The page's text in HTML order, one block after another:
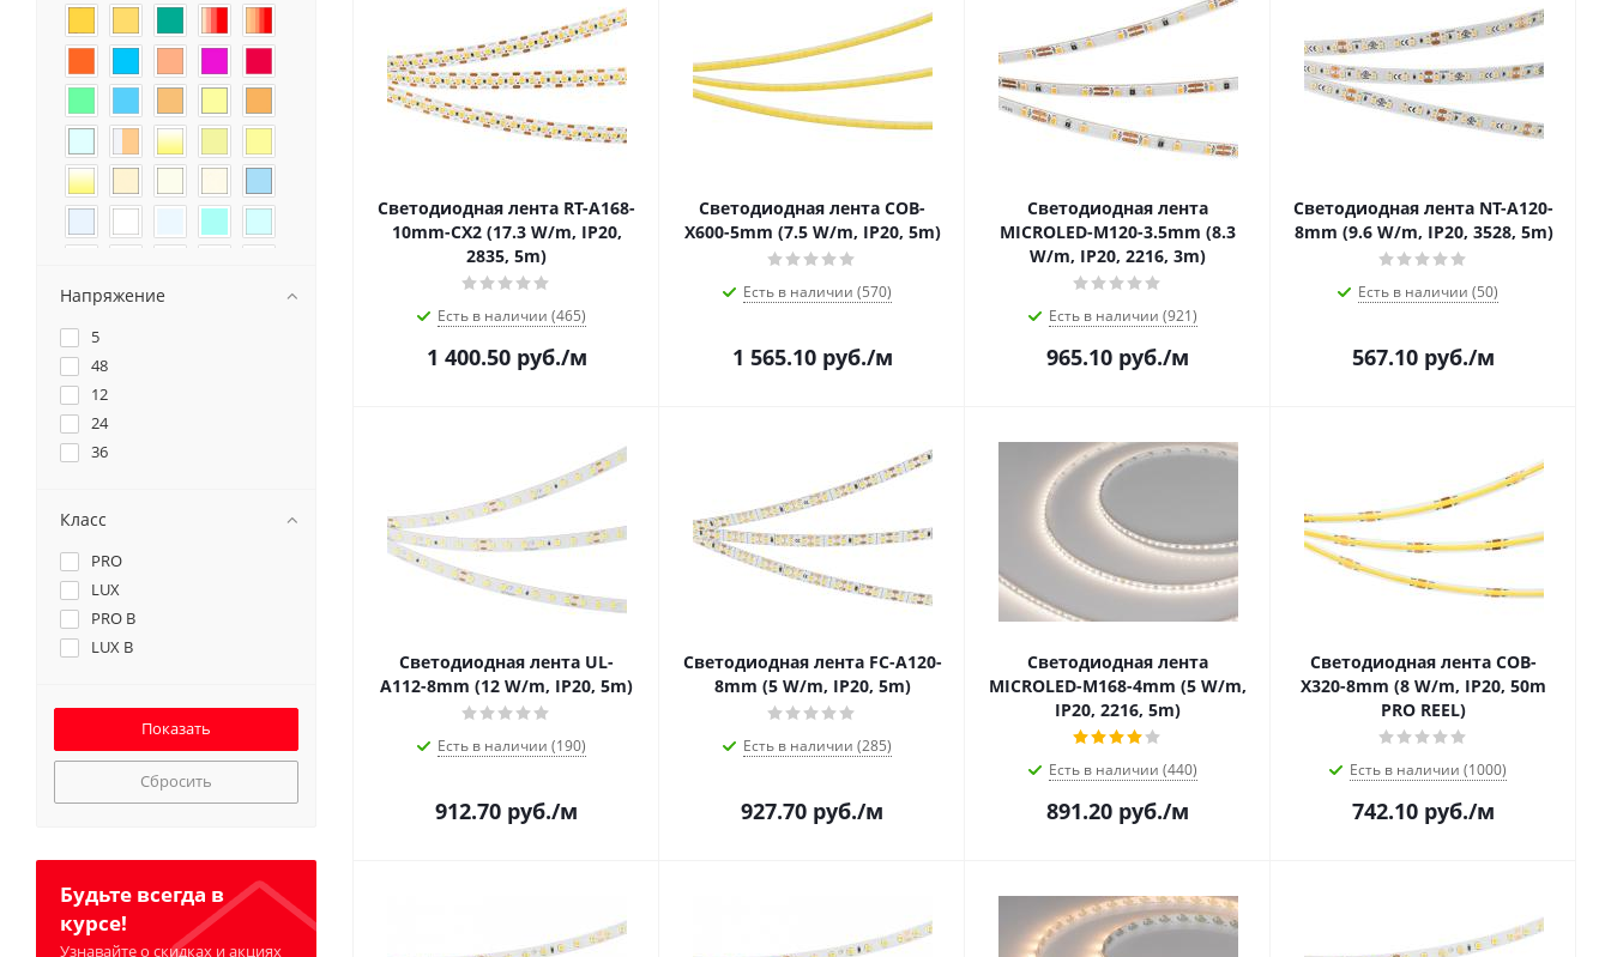
Светодиодная лента RT-A168-
10mm-CX2 (17.3 W/m, IP20,
2835, 5m)
Есть в наличии (465)
1 400.50руб./м
Светодиодная лента COB-
X600-5mm (7.5 W/m, IP20, 5m)
Есть в наличии (570)
1 565.10руб./м
Светодиодная лента
MICROLED-M120-3.5mm (8.3
W/m, IP20, 2216, 3m)
Есть в наличии (921)
965.10 руб./м
Светодиодная лента NT-A120-
8mm (9.6 W/m, IP20, 3528, 5m)
Есть в наличии (50)
567.10 руб./м
Светодиодная лента UL-
A112-8mm (12 W/m, IP20, 5m)
Есть в наличии (190)
912.70 руб./м
Светодиодная лента FC-A120-
8mm (5 W/m, IP20, 5m)
Есть в наличии (285)
927.70 руб./м
Светодиодная лента
MICROLED-M168-4mm (5 W/m,
IP20, 2216, 5m)
Есть в наличии (440)
891.20 руб./м
Светодиодная лента COB-
X320-8mm (8 W/m, IP20, 50m
PRO REEL)
Есть в наличии (1000)
742.10 руб./м
Напряжение
5
48
12
24
36
Класс
PRO
LUX
PRO B
LUX B
Сбросить
Будьте всегда в
курсе!
Узнавайте о скидках и акциях